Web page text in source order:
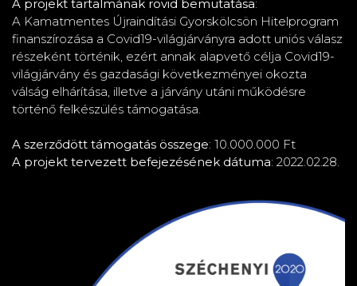
A projekt tartalmának rövid bemutatása:
A Kamatmentes Újraindítási Gyorskölcsön Hitelprogram
finanszírozása a Covid19-világjárványra adott uniós válasz
részeként történik, ezért annak alapvető célja Covid19-
világjárvány és gazdasági következményei okozta
válság elhárítása, illetve a járvány utáni működésre
történő felkészülés támogatása.
A szerződött támogatás összege: 10.000.000 Ft
A projekt tervezett befejezésének dátuma: 2022.02.2 8.